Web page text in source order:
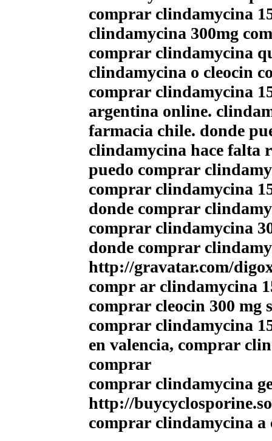
comprar clindamycina
clindamycina 300mg
comprar clindamycina
clindamycina o cleocin
comprar clindamycina
argentina online.
farmacia chile. donde
clindamycina hace falta
puedo comprar
comprar clindamycina
donde comprar
comprar clindamycina
donde comprar
http://gravatar.com/
compr ar clindamycina
comprar cleocin 300 mg
comprar clindamycina
en valencia, comprar
comprar
comprar clindamycina
http://
comprar clindamycina a